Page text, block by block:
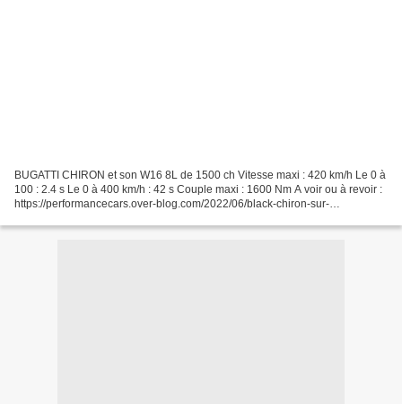
BUGATTI CHIRON et son W16 8L de 1500 ch Vitesse maxi : 420 km/h Le 0 à
100 : 2.4 s Le 0 à 400 km/h : 42 s Couple maxi : 1600 Nm A voir ou à revoir :
https://performancecars.over-blog.com/2022/06/black-chiron-sur-